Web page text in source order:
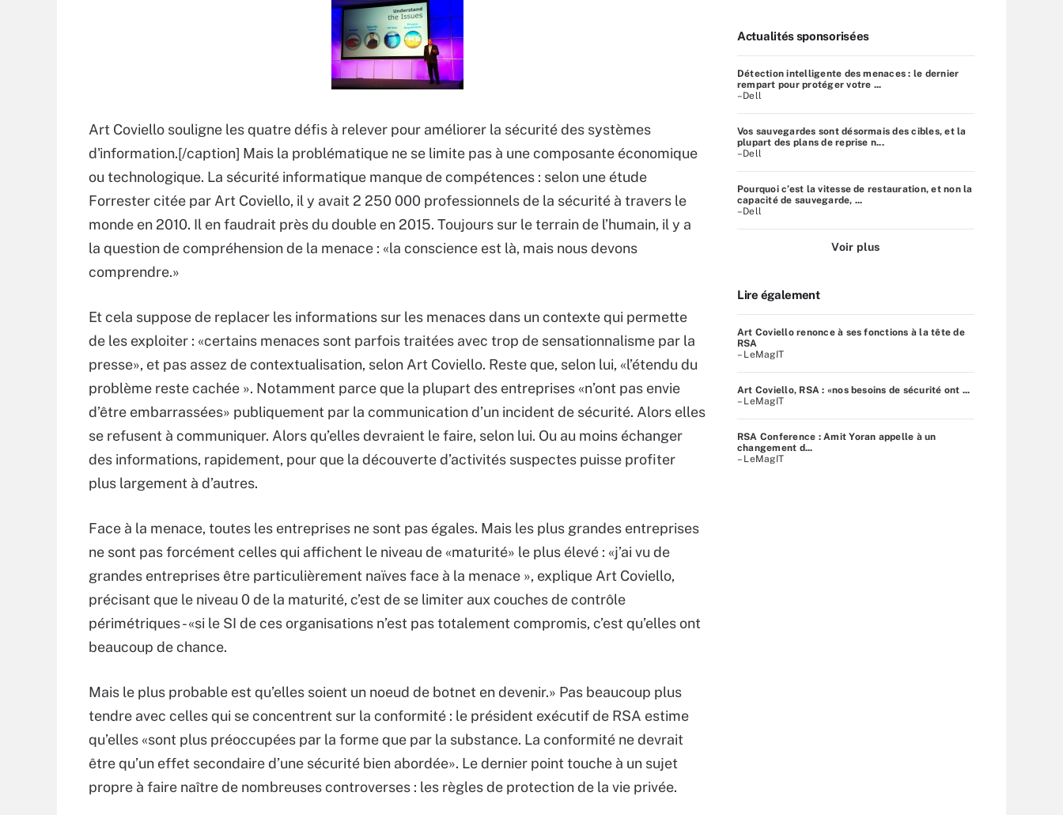
Art Coviello souligne les quatre défis à relever pour améliorer la sécurité des systèmes
d'information.[/caption] Mais la problématique ne se limite pas à une composante économique
ou technologique. La sécurité informatique manque de compétences : selon une étude
Forrester citée par Art Coviello, il y avait 2 250 000 professionnels de la sécurité à travers le
monde en 2010. Il en faudrait près du double en 2015. Toujours sur le terrain de l’humain, il y a
la question de compréhension de la menace : «la conscience est là, mais nous devons
comprendre.»
Et cela suppose de replacer les informations sur les menaces dans un contexte qui permette
de les exploiter : «certains menaces sont parfois traitées avec trop de sensationnalisme par la
presse», et pas assez de contextualisation, selon Art Coviello. Reste que, selon lui, «l’étendu du
problème reste cachée ». Notamment parce que la plupart des entreprises «n’ont pas envie
d’être embarrassées» publiquement par la communication d’un incident de sécurité. Alors elles
se refusent à communiquer. Alors qu’elles devraient le faire, selon lui. Ou au moins échanger
des informations, rapidement, pour que la découverte d’activités suspectes puisse profiter
plus largement à d’autres.
Face à la menace, toutes les entreprises ne sont pas égales. Mais les plus grandes entreprises
ne sont pas forcément celles qui affichent le niveau de «maturité» le plus élevé : «j’ai vu de
grandes entreprises être particulièrement naïves face à la menace », explique Art Coviello,
précisant que le niveau 0 de la maturité, c’est de se limiter aux couches de contrôle
périmétriques - «si le SI de ces organisations n’est pas totalement compromis, c’est qu’elles ont
beaucoup de chance.
Mais le plus probable est qu’elles soient un noeud de botnet en devenir.» Pas beaucoup plus
tendre avec celles qui se concentrent sur la conformité : le président exécutif de RSA estime
qu’elles «sont plus préoccupées par la forme que par la substance. La conformité ne devrait
être qu’un effet secondaire d’une sécurité bien abordée». Le dernier point touche à un sujet
propre à faire naître de nombreuses controverses : les règles de protection de la vie privée.
Actualités sponsorisées
Détection intelligente des menaces : le dernier
rempart pour protéger votre ...
–Dell
Vos sauvegardes sont désormais des cibles, et la
plupart des plans de reprise n...
–Dell
Pourquoi c’est la vitesse de restauration, et non la
capacité de sauvegarde, ...
–Dell
Voir plus
Lire également
Art Coviello renonce à ses fonctions à la tête de
RSA
– LeMagIT
Art Coviello, RSA : «nos besoins de sécurité ont ...
– LeMagIT
RSA Conference : Amit Yoran appelle à un
changement d...
– LeMagIT